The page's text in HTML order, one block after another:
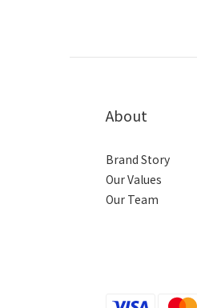
About
Brand Story
Our Values
Our Team